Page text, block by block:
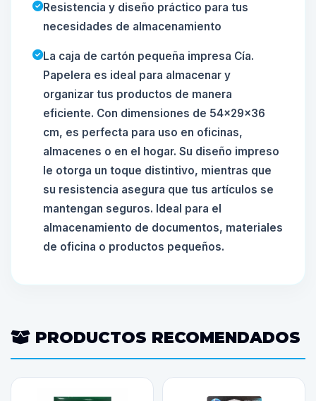
Resistencia y diseño práctico para tus
necesidades de almacenamiento
La caja de cartón pequeña impresa Cía.
Papelera es ideal para almacenar y
organizar tus productos de manera
eficiente. Con dimensiones de 54x29x36
cm, es perfecta para uso en oficinas,
almacenes o en el hogar. Su diseño impreso
le otorga un toque distintivo, mientras que
su resistencia asegura que tus artículos se
mantengan seguros. Ideal para el
almacenamiento de documentos, materiales
de oficina o productos pequeños.
PRODUCTOS RECOMENDADOS